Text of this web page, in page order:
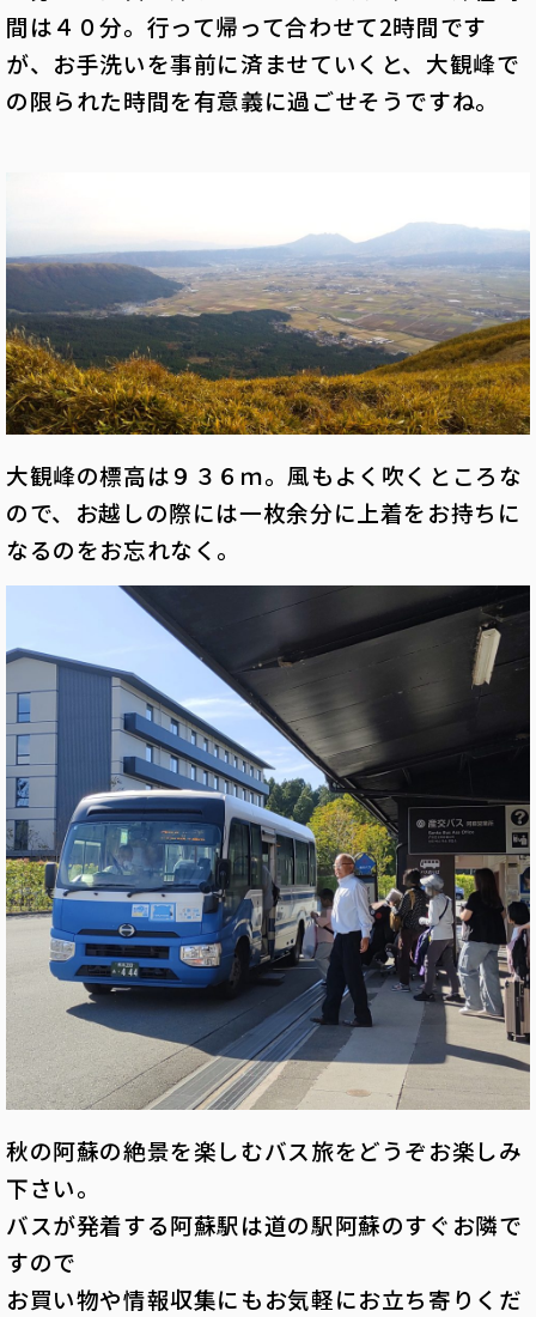
間は４０分。行って帰って合わせて2時間です
が、お手洗いを事前に済ませていくと、大観峰で
の限られた時間を有意義に過ごせそうですね。
大観峰の標高は９３６ｍ。風もよく吹くところな
ので、お越しの際には一枚余分に上着をお持ちに
なるのをお忘れなく。
秋の阿蘇の絶景を楽しむバス旅をどうぞお楽しみ
下さい。
バスが発着する阿蘇駅は道の駅阿蘇のすぐお隣で
すので
お買い物や情報収集にもお気軽にお立ち寄りくだ